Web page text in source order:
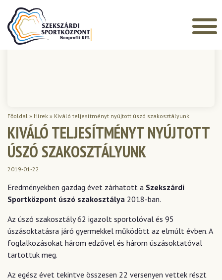
Főoldal » Hírek » Kiváló teljesítményt nyújtott úszó szakosztályunk
KIVÁLÓ TELJESÍTMÉNYT NYÚJTOTT
ÚSZÓ SZAKOSZTÁLYUNK
2019-01-22
Eredményekben gazdag évet zárhatott a Szekszárdi
Sportközpont úszó szakosztálya 2018-ban.
Az úszó szakosztály 62 igazolt sportolóval és 95
úszásoktatásra járó gyermekkel működött az elmúlt évben. A
foglalkozásokat három edzővel és három úszásoktatóval
tartottuk meg.
Az egész évet tekintve összesen 22 versenyen vettek részt